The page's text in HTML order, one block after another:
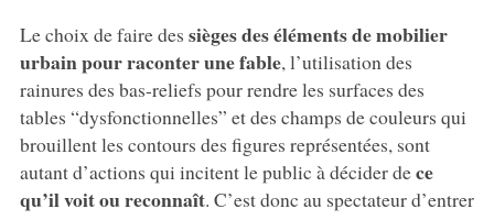
Le choix de faire des sièges des éléments de mobilier
urbain pour raconter une fable, l’utilisation des
rainures des bas-reliefs pour rendre les surfaces des
tables “dysfonctionnelles” et des champs de couleurs qui
brouillent les contours des figures représentées, sont
autant d’actions qui incitent le public à décider dece
qu’il voit ou reconnaît. C’est donc au spectateur d’entrer